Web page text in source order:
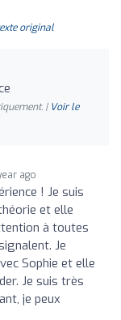
original
| Voir le
ago
! Je suis
et elle
à toutes
Je
Sophie et elle
Je suis très
je peux